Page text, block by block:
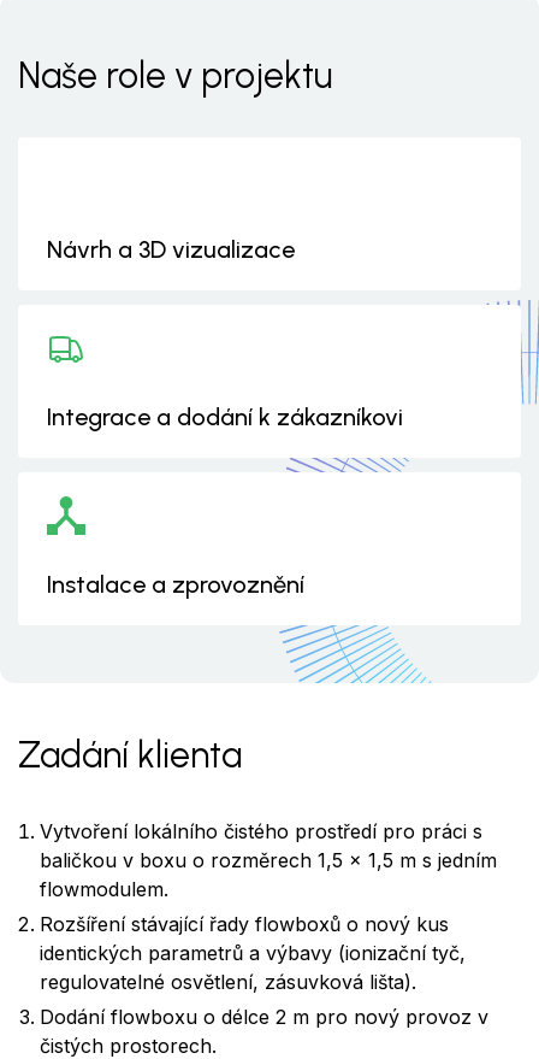
Naše role v projektu
Návrh a 3D vizualizace
Integrace a dodání k zákazníkovi
Instalace a zprovoznění
Zadání klienta
Vytvoření lokálního čistého prostředí pro práci s
baličkou v boxu o rozměrech 1,5 x 1,5 m s jedním
flowmodulem.
Rozšíření stávající řady flowboxů o nový kus
identických parametrů a výbavy (ionizační tyč,
regulovatelné osvětlení, zásuvková lišta).
Dodání flowboxu o délce 2 m pro nový provoz v
čistých prostorech.